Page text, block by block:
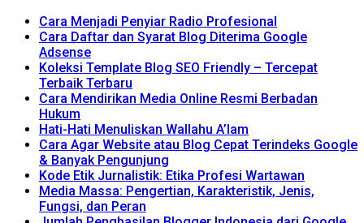
Cara Menjadi Penyiar Radio Profesional
Cara Daftar dan Syarat Blog Diterima Google
Adsense
Koleksi Template Blog SEO Friendly – Tercepat
Terbaik Terbaru
Cara Mendirikan Media Online Resmi Berbadan
Hukum
Hati-Hati Menuliskan Wallahu A’lam
Cara Agar Website atau Blog Cepat Terindeks Google
& Banyak Pengunjung
Kode Etik Jurnalistik: Etika Profesi Wartawan
Media Massa: Pengertian, Karakteristik, Jenis,
Fungsi, dan Peran